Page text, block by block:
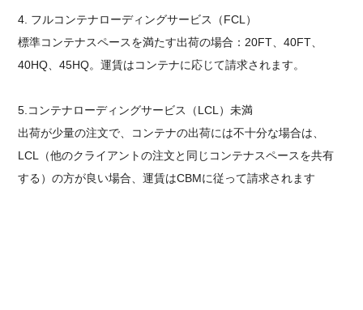
4. フルコンテナローディングサービス（FCL）
標準コンテナスペースを満たす出荷の場合：20FT、40FT、
40HQ、45HQ。運賃はコンテナに応じて請求されます。
5. コンテナローディングサービス（LCL）未満
出荷が少量の注文で、コンテナの出荷には不十分な場合は、
LCL（他のクライアントの注文と同じコンテナスペースを共有
する）の方が良い場合、運賃はCBMに従って請求されます